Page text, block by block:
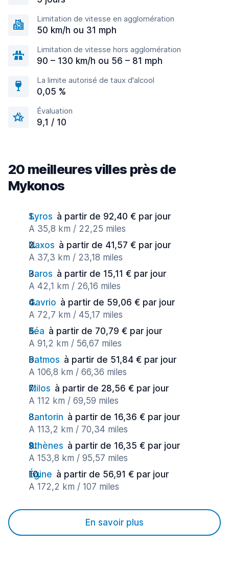
Limitation de vitesse en agglomération
50 km/h ou 31 mph
Limitation de vitesse hors agglomération
90 – 130 km/h ou 56 – 81 mph
La limite autorisé de taux d'alcool
0,05 %
Évaluation
9,1 / 10
20 meilleures villes près de
Mykonos
Syros à partir de 92,40 € par jour
A 35,8 km / 22,25 miles
Naxos à partir de 41,57 € par jour
A 37,3 km / 23,18 miles
Paros à partir de 15,11 € par jour
A 42,1 km / 26,16 miles
Gavrio à partir de 59,06 € par jour
A 72,7 km / 45,17 miles
Kéa à partir de 70,79 € par jour
A 91,2 km / 56,67 miles
Patmos à partir de 51,84 € par jour
A 106,8 km / 66,36 miles
Milos à partir de 28,56 € par jour
A 112 km / 69,59 miles
Santorin à partir de 16,36 € par jour
A 113,2 km / 70,34 miles
Athènes à partir de 16,35 € par jour
A 153,8 km / 95,57 miles
Égine à partir de 56,91 € par jour
A 172,2 km / 107 miles
En savoir plus